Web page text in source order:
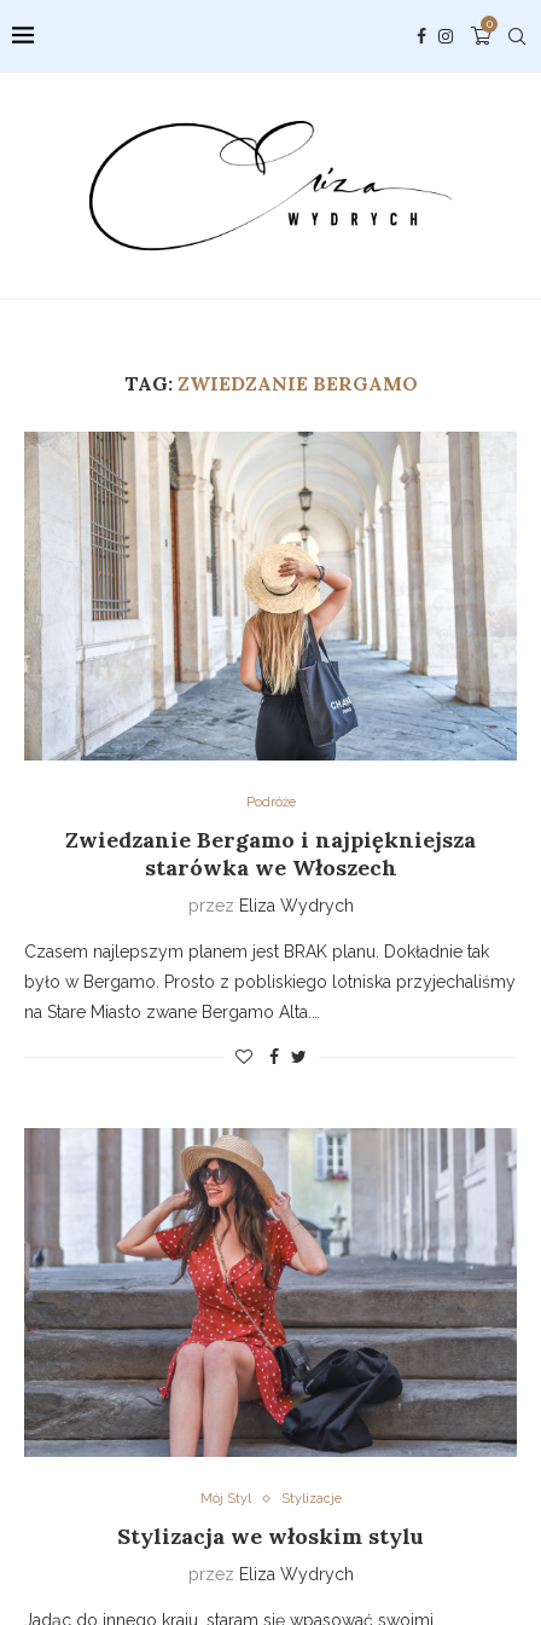
0
TAG: ZWIEDZANIE BERGAMO
Podróże
Zwiedzanie Bergamo i najpiękniejsza
starówka we Włoszech
przez Eliza Wydrych
Czasem najlepszym planem jest BRAK planu. Dokładnie tak
było w Bergamo. Prosto z pobliskiego lotniska przyjechaliśmy
na Stare Miasto zwane Bergamo Alta.…
Mój Styl Stylizacje
Stylizacja we włoskim stylu
przez Eliza Wydrych
Jadąc do innego kraju, staram się wpasować swoimi